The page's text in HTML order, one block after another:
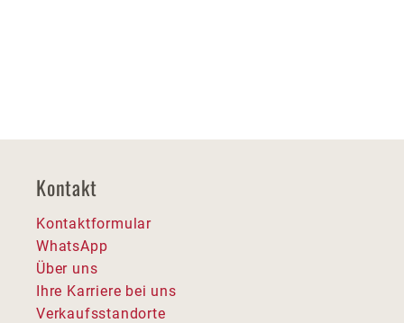
Kontakt
Kontaktformular
WhatsApp
Über uns
Ihre Karriere bei uns
Verkaufsstandorte